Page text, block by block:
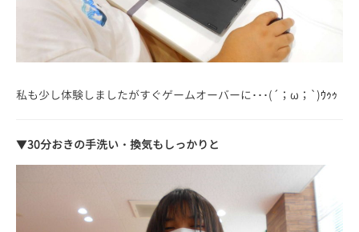
私も少し体験しましたがすぐゲームオーバーに･･･(´；ω；`)ｳｩｩ
▼30分おきの手洗い・換気もしっかりと